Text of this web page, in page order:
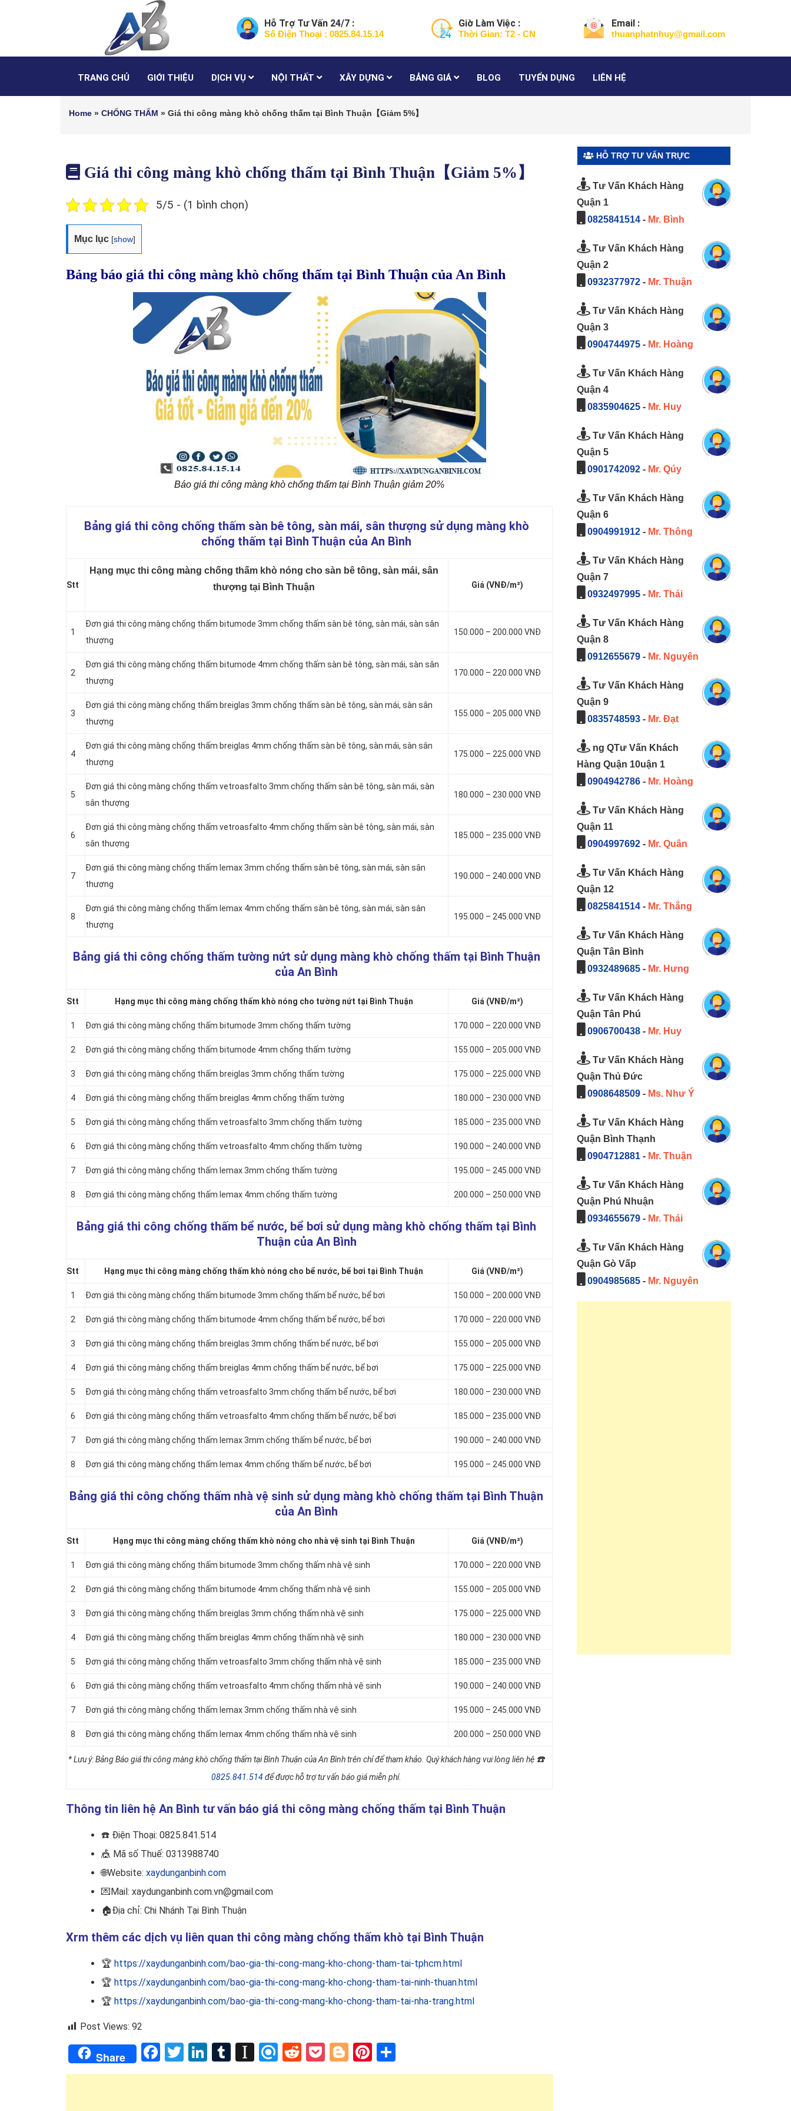
Hỗ Trợ Tư Vấn 24/7 :
Số Điện Thoại : 0825.84.15.14
Giờ Làm Việc :
Thời Gian: T2 - CN
Email :
thuanphatnhuy@gmail.com
TRANG CHỦ GIỚI THIỆU DỊCH VỤ NỘI THẤT XÂY DỰNG BẢNG GIÁ BLOG TUYỂN DỤNG LIÊN HỆ
Home » CHỐNG THẤM » Giá thi công màng khò chống thấm tại Bình Thuận【Giảm 5%】
Giá thi công màng khò chống thấm tại Bình Thuận【Giảm 5%】
5/5 - (1 bình chọn)
Mục lục [show]
Bảng báo giá thi công màng khò chống thấm tại Bình Thuận của An Bình
Báo giá thi công màng khò chống thấm tại Bình Thuận giảm 20%
Bảng giá thi công chống thấm sàn bê tông, sàn mái, sân thượng sử dụng màng khò
chống thấm tại Bình Thuận của An Bình
Stt
Hạng mục thi công màng chống thấm khò nóng cho sàn bê tông, sàn mái, sân
thượng tại Bình Thuận
Giá (VNĐ/m²)
1
Đơn giá thi công màng chống thấm bitumode 3mm chống thấm sàn bê tông, sàn mái, sàn sân
thượng
150.000 – 200.000 VNĐ
2
Đơn giá thi công màng chống thấm bitumode 4mm chống thấm sàn bê tông, sàn mái, sàn sân
thượng
170.000 – 220.000 VNĐ
3
Đơn giá thi công màng chống thấm breiglas 3mm chống thấm sàn bê tông, sàn mái, sàn sân
thượng
155.000 – 205.000 VNĐ
4
Đơn giá thi công màng chống thấm breiglas 4mm chống thấm sàn bê tông, sàn mái, sàn sân
thượng
175.000 – 225.000 VNĐ
5
Đơn giá thi công màng chống thấm vetroasfalto 3mm chống thấm sàn bê tông, sàn mái, sàn
sân thượng
180.000 – 230.000 VNĐ
6
Đơn giá thi công màng chống thấm vetroasfalto 4mm chống thấm sàn bê tông, sàn mái, sàn
sân thượng
185.000 – 235.000 VNĐ
7
Đơn giá thi công màng chống thấm lemax 3mm chống thấm sàn bê tông, sàn mái, sàn sân
thượng
190.000 – 240.000 VNĐ
8
Đơn giá thi công màng chống thấm lemax 4mm chống thấm sàn bê tông, sàn mái, sàn sân
thượng
195.000 – 245.000 VNĐ
Bảng giá thi công chống thấm tường nứt sử dụng màng khò chống thấm tại Bình Thuận
của An Bình
Stt Hạng mục thi công màng chống thấm khò nóng cho tường nứt tại Bình Thuận Giá (VNĐ/m²)
1 Đơn giá thi công màng chống thấm bitumode 3mm chống thấm tường 170.000 – 220.000 VNĐ
2 Đơn giá thi công màng chống thấm bitumode 4mm chống thấm tường 155.000 – 205.000 VNĐ
3 Đơn giá thi công màng chống thấm breiglas 3mm chống thấm tường 175.000 – 225.000 VNĐ
4 Đơn giá thi công màng chống thấm breiglas 4mm chống thấm tường 180.000 – 230.000 VNĐ
5 Đơn giá thi công màng chống thấm vetroasfalto 3mm chống thấm tường 185.000 – 235.000 VNĐ
6 Đơn giá thi công màng chống thấm vetroasfalto 4mm chống thấm tường 190.000 – 240.000 VNĐ
7 Đơn giá thi công màng chống thấm lemax 3mm chống thấm tường 195.000 – 245.000 VNĐ
8 Đơn giá thi công màng chống thấm lemax 4mm chống thấm tường 200.000 – 250.000 VNĐ
Bảng giá thi công chống thấm bể nước, bể bơi sử dụng màng khò chống thấm tại Bình
Thuận của An Bình
Stt Hạng mục thi công màng chống thấm khò nóng cho bể nước, bể bơi tại Bình Thuận Giá (VNĐ/m²)
1 Đơn giá thi công màng chống thấm bitumode 3mm chống thấm bể nước, bể bơi 150.000 – 200.000 VNĐ
2 Đơn giá thi công màng chống thấm bitumode 4mm chống thấm bể nước, bể bơi 170.000 – 220.000 VNĐ
3 Đơn giá thi công màng chống thấm breiglas 3mm chống thấm bể nước, bể bơi 155.000 – 205.000 VNĐ
4 Đơn giá thi công màng chống thấm breiglas 4mm chống thấm bể nước, bể bơi 175.000 – 225.000 VNĐ
5 Đơn giá thi công màng chống thấm vetroasfalto 3mm chống thấm bể nước, bể bơi 180.000 – 230.000 VNĐ
6 Đơn giá thi công màng chống thấm vetroasfalto 4mm chống thấm bể nước, bể bơi 185.000 – 235.000 VNĐ
7 Đơn giá thi công màng chống thấm lemax 3mm chống thấm bể nước, bể bơi 190.000 – 240.000 VNĐ
8 Đơn giá thi công màng chống thấm lemax 4mm chống thấm bể nước, bể bơi 195.000 – 245.000 VNĐ
Bảng giá thi công chống thấm nhà vệ sinh sử dụng màng khò chống thấm tại Bình Thuận
của An Bình
Stt Hạng mục thi công màng chống thấm khò nóng cho nhà vệ sinh tại Bình Thuận Giá (VNĐ/m²)
1 Đơn giá thi công màng chống thấm bitumode 3mm chống thấm nhà vệ sinh 170.000 – 220.000 VNĐ
2 Đơn giá thi công màng chống thấm bitumode 4mm chống thấm nhà vệ sinh 155.000 – 205.000 VNĐ
3 Đơn giá thi công màng chống thấm breiglas 3mm chống thấm nhà vệ sinh 175.000 – 225.000 VNĐ
4 Đơn giá thi công màng chống thấm breiglas 4mm chống thấm nhà vệ sinh 180.000 – 230.000 VNĐ
5 Đơn giá thi công màng chống thấm vetroasfalto 3mm chống thấm nhà vệ sinh 185.000 – 235.000 VNĐ
6 Đơn giá thi công màng chống thấm vetroasfalto 4mm chống thấm nhà vệ sinh 190.000 – 240.000 VNĐ
7 Đơn giá thi công màng chống thấm lemax 3mm chống thấm nhà vệ sinh 195.000 – 245.000 VNĐ
8 Đơn giá thi công màng chống thấm lemax 4mm chống thấm nhà vệ sinh 200.000 – 250.000 VNĐ
* Lưu ý: Bảng Báo giá thi công màng khò chống thấm tại Bình Thuận của An Bình trên chỉ để tham khảo. Quý khách hàng vui lòng liên hệ ☎️
0825.841.514để được hỗ trợ tư vấn báo giá miễn phí.
Thông tin liên hệ An Bình tư vấn báo giá thi công màng chống thấm tại Bình Thuận
☎️ Điện Thoại: 0825.841.514
🎪 Mã số Thuế: 0313988740
🌐Website: xaydunganbinh.com
💌Mail: xaydunganbinh.com.vn@gmail.com
🏠Địa chỉ: Chi Nhánh Tại Bình Thuận
Xrm thêm các dịch vụ liên quan thi công màng chống thấm khò tại Bình Thuận
🏆 https://xaydunganbinh.com/bao-gia-thi-cong-mang-kho-chong-tham-tai-tphcm.html
🏆 https://xaydunganbinh.com/bao-gia-thi-cong-mang-kho-chong-tham-tai-ninh-thuan.html
🏆 https://xaydunganbinh.com/bao-gia-thi-cong-mang-kho-chong-tham-tai-nha-trang.html
Post Views: 92
Share Facebook
TwitterLinkedIn
Tumblr
Instapaper
RefindRedditPocket
BloggerPinterest
HỖ TRỢ TƯ VẤN TRỰC
Tư Vấn Khách Hàng
Quận 1
0825841514- Mr. Bình
Tư Vấn Khách Hàng
Quận 2
0932377972- Mr. Thuận
Tư Vấn Khách Hàng
Quận 3
0904744975- Mr. Hoàng
Tư Vấn Khách Hàng
Quận 4
0835904625- Mr. Huy
Tư Vấn Khách Hàng
Quận 5
0901742092- Mr. Qúy
Tư Vấn Khách Hàng
Quận 6
0904991912- Mr. Thông
Tư Vấn Khách Hàng
Quận 7
0932497995- Mr. Thái
Tư Vấn Khách Hàng
Quận 8
0912655679- Mr. Nguyên
Tư Vấn Khách Hàng
Quận 9
0835748593- Mr. Đạt
ng QTư Vấn Khách
Hàng Quận 10uận 1
0904942786- Mr. Hoàng
Tư Vấn Khách Hàng
Quận 11
0904997692- Mr. Quân
Tư Vấn Khách Hàng
Quận 12
0825841514- Mr. Thắng
Tư Vấn Khách Hàng
Quận Tân Bình
0932489685- Mr. Hưng
Tư Vấn Khách Hàng
Quận Tân Phú
0906700438- Mr. Huy
Tư Vấn Khách Hàng
Quận Thủ Đức
0908648509- Ms. Như Ý
Tư Vấn Khách Hàng
Quận Bình Thạnh
0904712881- Mr. Thuận
Tư Vấn Khách Hàng
Quận Phú Nhuận
0934655679- Mr. Thái
Tư Vấn Khách Hàng
Quận Gò Vấp
0904985685- Mr. Nguyên